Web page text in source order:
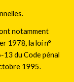
notamment
1978, la loi n°
du Code pénal
1995.